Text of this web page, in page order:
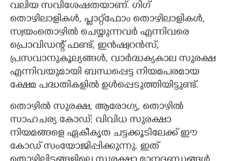
വലിയ സവിശേഷതയാണ്. ഗിഗ്
തൊഴിലാളികൾ, പ്ലാറ്റ്‌ഫോം തൊഴിലാളികൾ,
സ്വയംതൊഴിൽ ചെയ്യുന്നവർ എന്നിവരെ
പ്രൊവിഡന്റ് ഫണ്ട്, ഇൻഷ്വറൻസ്,
പ്രസവാനുകൂല്യങ്ങൾ, വാർദ്ധക്യകാല സുരക്ഷ
എന്നിവയുമായി ബന്ധപ്പെട്ട നിയമപരമായ
ക്ഷേമ പദ്ധതികളിൽ ഉൾപ്പെടുത്തിയിട്ടുണ്ട്.
തൊഴിൽ സുരക്ഷ, ആരോഗ്യ, തൊഴിൽ
സാഹചര്യ കോഡ്: വിവിധ സുരക്ഷാ
നിയമങ്ങളെ ഏകീകൃത ചട്ടക്കൂടിലേക്ക് ഈ
കോഡ് സംയോജിപ്പിക്കുന്നു. ഇത്